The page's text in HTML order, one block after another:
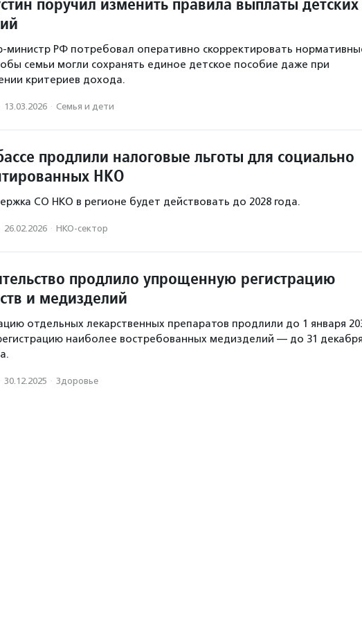
министр РФ потребовал оперативно скорректировать
семьи могли сохранять единое детское пособие даже при
критериев дохода.
13.03.2026 · Семья и дети
продлили налоговые льготы для социально
НКО
СО НКО в регионе будет действовать до 2028 года.
26.02.2026 · НКО-сектор
продлило упрощенную регистрацию
и медизделий
отдельных лекарственных препаратов продлили до 1 января
наиболее востребованных медизделий — до 31
30.12.2025 · Здоровье